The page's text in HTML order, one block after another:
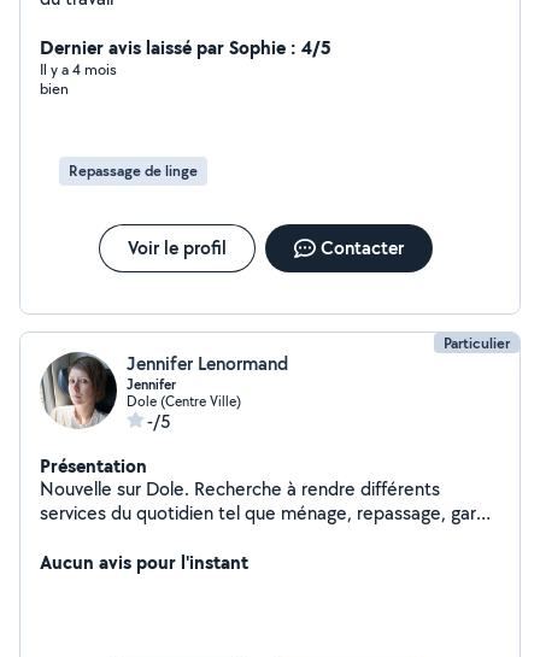
Dernier avis laissé par Sophie : 4/5
Il y a 4 mois
bien
Repassage de linge
Voir le profil Contacter
Particulier
Jennifer Lenormand
Jennifer
Dole (Centre Ville)
-/5
Présentation
Nouvelle sur Dole. Recherche à rendre différents
services du quotidien tel que ménage, repassage, garde
(j'adore ça, en passant !)... Ou encore, des services
Aucun avis pour l'instant